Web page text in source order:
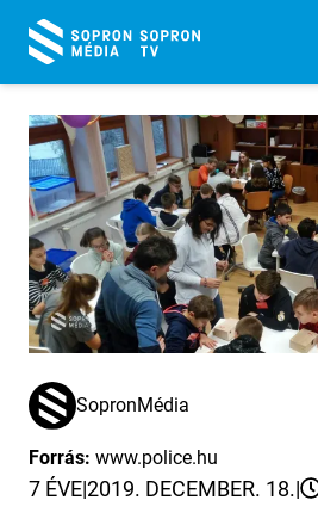
SopronMédia
Forrás: www.police.hu
7 ÉVE|2019. DECEMBER. 18.|